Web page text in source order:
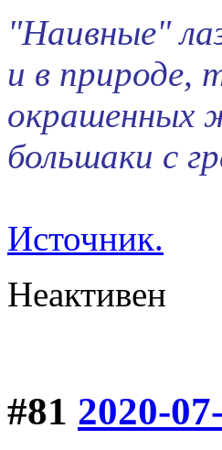
"Наивные"
и в природе,
окрашенных
большаки с
Источник.
Неактивен
#81 2020-